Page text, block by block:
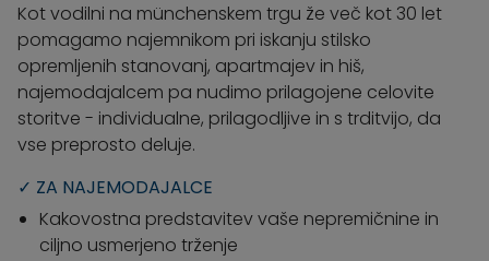
Kot vodilni na münchenskem trgu že več kot 30 let
pomagamo najemnikom pri iskanju stilsko
opremljenih stanovanj, apartmajev in hiš,
najemodajalcem pa nudimo prilagojene celovite
storitve - individualne, prilagodljive in s trditvijo, da
vse preprosto deluje.
✓ ZA NAJEMODAJALCE
Kakovostna predstavitev vaše nepremičnine in
ciljno usmerjeno trženje